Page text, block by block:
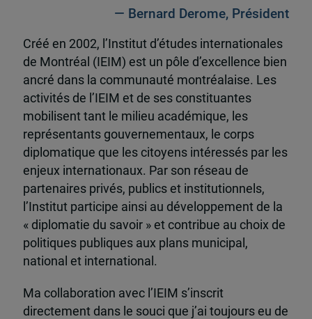
— Bernard Derome, Président
Créé en 2002, l’Institut d’études internationales
de Montréal (IEIM) est un pôle d’excellence bien
ancré dans la communauté montréalaise. Les
activités de l’IEIM et de ses constituantes
mobilisent tant le milieu académique, les
représentants gouvernementaux, le corps
diplomatique que les citoyens intéressés par les
enjeux internationaux. Par son réseau de
partenaires privés, publics et institutionnels,
l’Institut participe ainsi au développement de la
« diplomatie du savoir » et contribue au choix de
politiques publiques aux plans municipal,
national et international.
Ma collaboration avec l’IEIM s’inscrit
directement dans le souci que j’ai toujours eu de